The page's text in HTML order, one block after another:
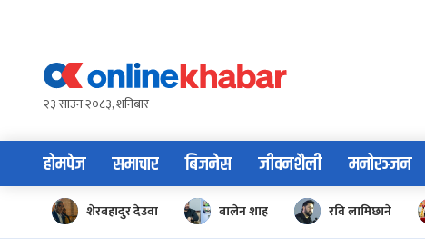
content२३ साउन २०८३, शनिबार
होमपेज समाचार बिजनेस जीवनशैली मनोरञ्जन
शेरबहादुर देउवा बालेन शाह रवि लामिछाने